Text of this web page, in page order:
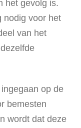
het gevolg is.
nodig voor het
van het
op de
bemesten
wordt dat deze